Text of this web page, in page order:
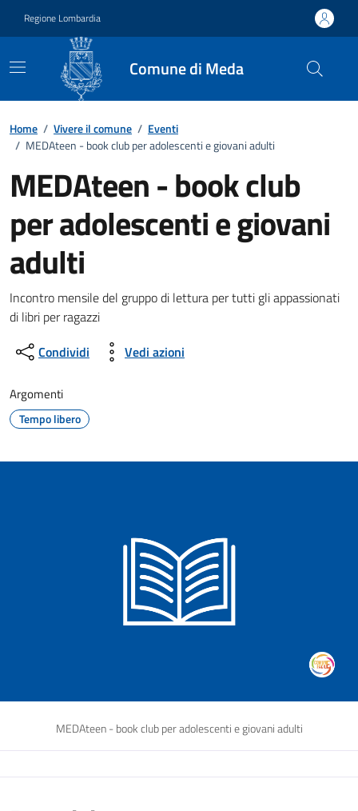
Regione Lombardia
Comune di Meda
Home / Vivere il comune / Eventi
/ MEDAteen - book club per adolescenti e giovani adulti
MEDAteen - book club
per adolescenti e giovani
adulti
Dettagli della notizia
Incontro mensile del gruppo di lettura per tutti gli appassionati
di libri per ragazzi
Condividi
Vedi azioni
Argomenti
Tempo libero
MEDAteen - book club per adolescenti e giovani adulti